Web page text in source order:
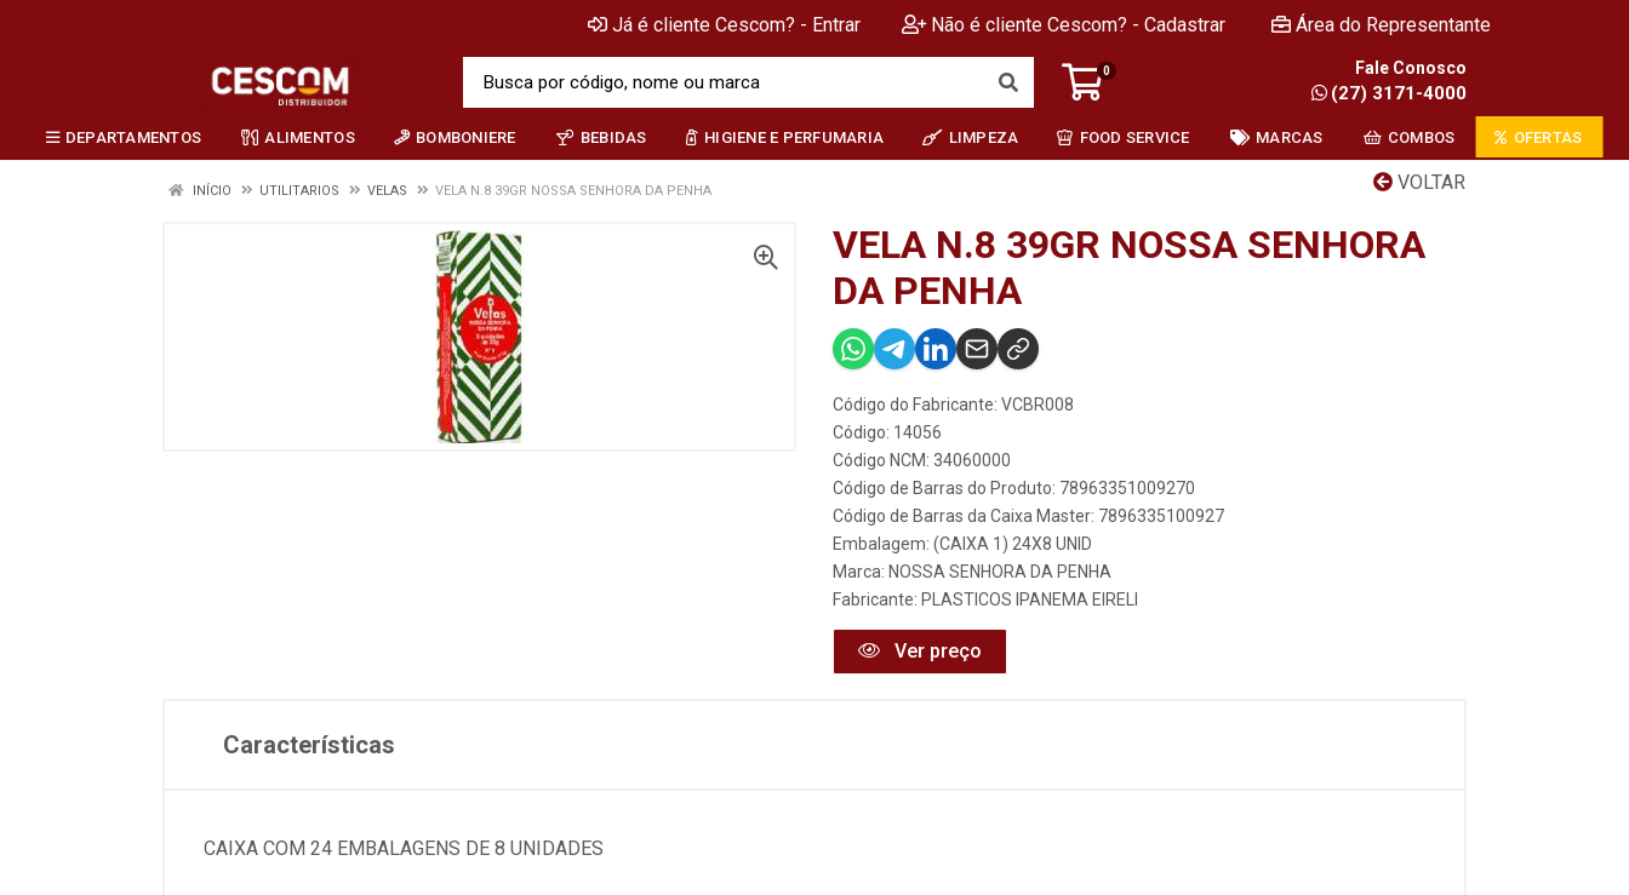
Já é cliente Cescom? - Entrar Não é cliente Cescom? - Cadastrar Área do Representante
0 Fale Conosco
(27) 3171-4000
DEPARTAMENTOS ALIMENTOS BOMBONIERE BEBIDAS HIGIENE E PERFUMARIA LIMPEZA FOOD SERVICE MARCAS COMBOS OFERTAS
VOLTAR
INÍCIO UTILITARIOS VELAS VELA N.8 39GR NOSSA SENHORA DA PENHA
VELA N.8 39GR NOSSA SENHORA
DA PENHA
Código do Fabricante: VCBR008
Código: 14056
Código NCM: 34060000
Código de Barras do Produto: 78963351009270
Código de Barras da Caixa Master: 7896335100927
Embalagem: (CAIXA 1) 24X8 UNID
Marca: NOSSA SENHORA DA PENHA
Fabricante: PLASTICOS IPANEMA EIRELI
Ver preço
Características
CAIXA COM 24 EMBALAGENS DE 8 UNIDADES